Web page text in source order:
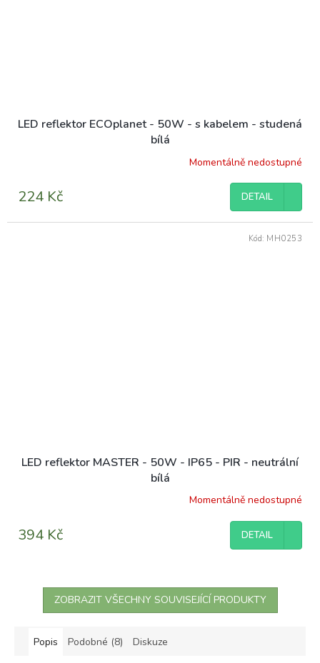
LED reflektor ECOplanet - 50W - s kabelem - studená
bílá
Momentálně nedostupné
224 Kč DETAIL
LED reflektor MASTER - 50W - IP65 - PIR - neutrální
bílá
Momentálně nedostupné
394 Kč DETAIL
Kód: MH0253
ZOBRAZIT VŠECHNY SOUVISEJÍCÍ PRODUKTY
Popis Podobné (8) Diskuze